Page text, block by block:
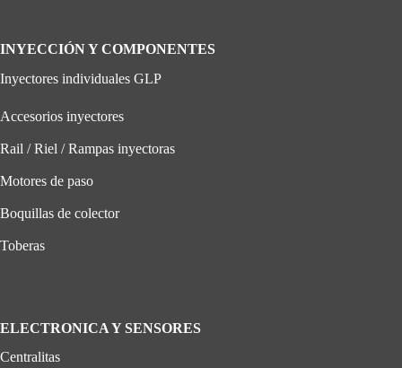
INYECCIÓN Y COMPONENTES
Inyectores individuales GLP
Accesorios inyectores
Rail / Riel / Rampas inyectoras
Motores de paso
Boquillas de colector
Toberas
ELECTRONICA Y SENSORES
Centralitas